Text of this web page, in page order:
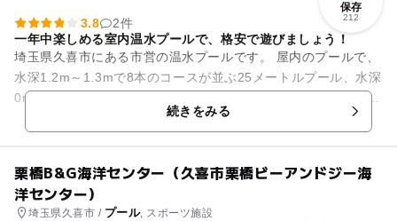
保存
212
3.8
2件
一年中楽しめる室内温水プールで、格安で遊びましょう！
埼玉県久喜市にある市営の温水プールです。 屋内のプールで、
水深1.2m～1.3mで8本のコースが並ぶ25メートルプール、水深
0m～0.5mで縦横13m×4mの幼児用プールに加えて、内径2m～
続きをみる
栗橋B&G海洋センター（久喜市栗橋ビーアンドジー海
洋センター）
埼玉県久喜市 / プール, スポーツ施設